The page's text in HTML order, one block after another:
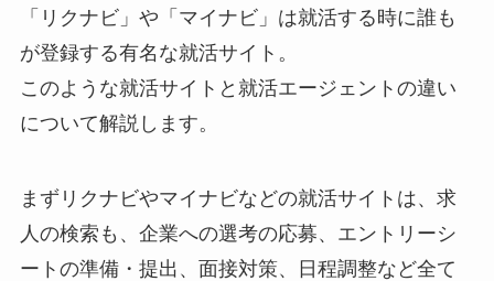
「リクナビ」や「マイナビ」は就活する時に誰も
が登録する有名な就活サイト。
このような就活サイトと就活エージェントの違い
について解説します。
まずリクナビやマイナビなどの就活サイトは、求
人の検索も、企業への選考の応募、エントリーシ
ートの準備・提出、面接対策、日程調整など全て